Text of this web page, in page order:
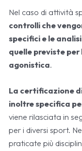
Nel caso di attività
controlli che
specifici e le
quelle previste
agonistica.
La certificazione
inoltre specifica
viene rilasciata in
per i diversi sport.
praticate più